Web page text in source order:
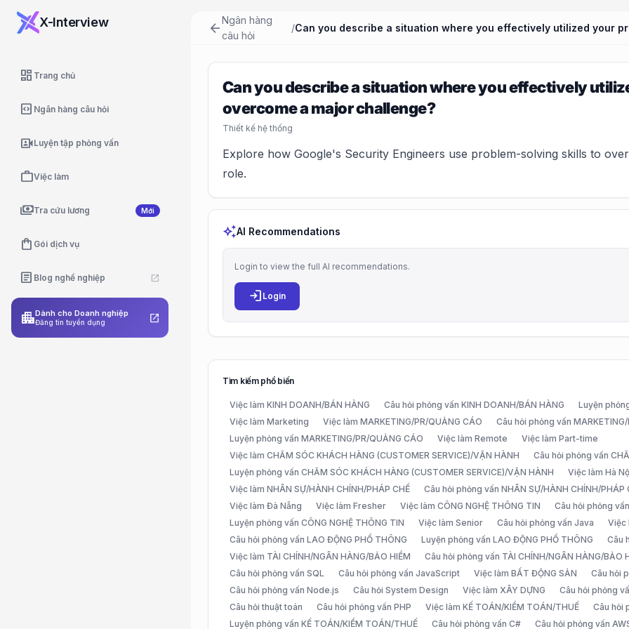
X-Interview
dashboard Trang chủ
code_blocks Ngân hàng câu hỏi
video_camera_frontLuyện tập phỏng vấn
workViệc làm
paymentsTra cứu lương Mới
shopping_bag Gói dịch vụ
article Blog nghề nghiệp open_in_new
apartmentDành cho Doanh nghiệp
Đăng tin tuyển dụng open_in_new
arrow_backNgân hàng
câu hỏi
/
Can you describe a situation where you effectively
overcome a major challenge?
Thiết kế hệ thống
Explore how Google's Security Engineers use problem-solving skills to
role.
auto_awesomeAI Recommendations
Login to view the full AI recommendations.
login Login
Tìm kiếm phổ biến
Việc làm KINH DOANH/BÁN HÀNG Câu hỏi phỏng vấn KINH DOANH/BÁN HÀNG Luyện
Việc làm Marketing
Việc làm MARKETING/PR/QUẢNG CÁO
Câu hỏi phỏng vấn
Luyện phỏng vấn MARKETING/PR/QUẢNG CÁO
Việc làm Remote
Việc làm Part-time
Việc làm CHĂM SÓC KHÁCH HÀNG (CUSTOMER SERVICE)/VẬN HÀNH
Câu hỏi phỏng vấn
Luyện phỏng vấn CHĂM SÓC KHÁCH HÀNG (CUSTOMER SERVICE)/VẬN HÀNH
Việc làm Hà
Việc làm NHÂN SỰ/HÀNH CHÍNH/PHÁP CHẾ
Câu hỏi phỏng vấn NHÂN SỰ/HÀNH CHÍNH/PHÁP
Việc làm Đà Nẵng
Việc làm Fresher Việc làm CÔNG NGHỆ THÔNG TIN
Câu hỏi phỏng
Luyện phỏng vấn CÔNG NGHỆ THÔNG TIN
Việc làm Senior Câu hỏi phỏng vấn Java
Việc
Câu hỏi phỏng vấn LAO ĐỘNG PHỔ THÔNG
Luyện phỏng vấn LAO ĐỘNG PHỔ THÔNG Câu
Việc làm TÀI CHÍNH/NGÂN HÀNG/BẢO HIỂM
Câu hỏi phỏng vấn TÀI CHÍNH/NGÂN HÀNG/BẢO
Câu hỏi phỏng vấn SQL
Câu hỏi phỏng vấn JavaScript Việc làm BẤT ĐỘNG SẢN Câu hỏi
Câu hỏi phỏng vấn Node.js
Câu hỏi System Design Việc làm XÂY DỰNG Câu hỏi phỏng
Câu hỏi thuật toán
Câu hỏi phỏng vấn PHP Việc làm KẾ TOÁN/KIỂM TOÁN/THUẾ
Câu hỏi
Luyện phỏng vấn KẾ TOÁN/KIỂM TOÁN/THUẾ
Câu hỏi phỏng vấn C# Câu hỏi phỏng vấn